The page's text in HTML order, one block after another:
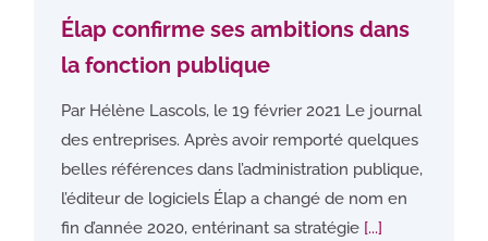
Élap confirme ses ambitions dans
la fonction publique
Par Hélène Lascols, le 19 février 2021 Le journal
des entreprises. Après avoir remporté quelques
belles références dans l’administration publique,
l’éditeur de logiciels Élap a changé de nom en
fin d’année 2020, entérinant sa stratégie [...]